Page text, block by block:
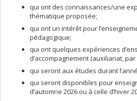
qui ont des connaissances/une
thématique proposée;
qui ont un intérêt pour
pédagogique;
qui ont quelques expériences
d’accompagnement (auxiliariat,
qui seront aux études durant
qui seront disponibles pour
d’automne 2026 ou à celle d’hiver